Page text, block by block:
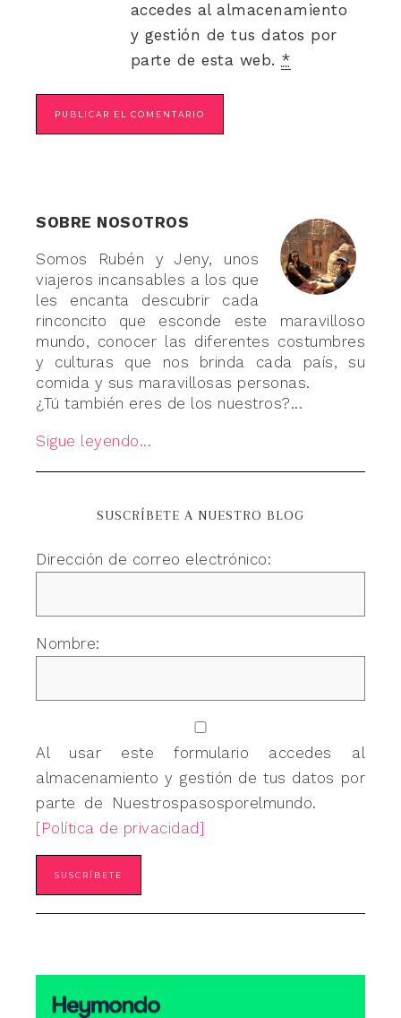
accedes al almacenamiento
y gestión de tus datos por
parte de esta web. *
SOBRE NOSOTROS
Somos Rubén y Jeny, unos
viajeros incansables a los que
les encanta descubrir cada
rinconcito que esconde este maravilloso
mundo, conocer las diferentes costumbres
y culturas que nos brinda cada país, su
comida y sus maravillosas personas.
¿Tú también eres de los nuestros?...
Sigue leyendo...
SUSCRÍBETE A NUESTRO BLOG
Dirección de correo electrónico:
Nombre:
Al usar este formulario accedes al
almacenamiento y gestión de tus datos por
parte de Nuestrospasosporelmundo.
[Política de privacidad]